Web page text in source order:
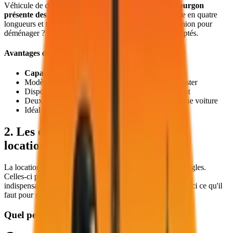
Véhicule de déménagement par excellence, le
grand fourgon
présente des dimensions variées
. Ce camion se décline en quatre
longueurs et trois hauteurs. Vous souhaitez louer un camion pour
déménager ? Ces véhicules utilitaires seront les plus adaptés.
Avantages du grand fourgon
Capacité de chargement jusqu'à 20 m³
Modèles disponibles : Peugeot Boxer, Renault Master
Disposition avec hayon pour faciliter le chargement
Deux sièges à l'avant avec confort comparable à une voiture
Idéal pour les déménagements complets
2. Les éléments nécessaires pour la
location
La location des véhicules utilitaires est encadrée par des règles.
Celles-ci prévoient notamment la fourniture de documents
indispensables à la location. Entre permis et assurance, voici ce qu'il
faut pour réserver un utilitaire.
Quel permis est nécessaire ?